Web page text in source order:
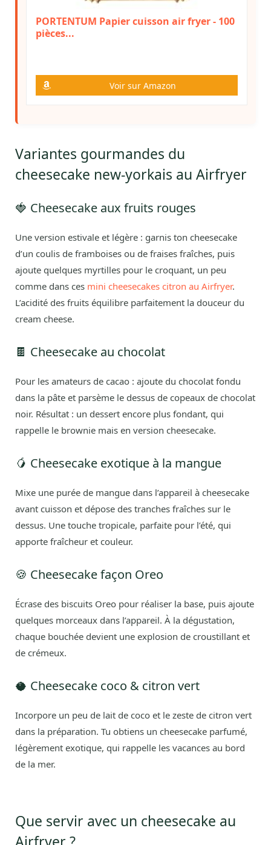
PORTENTUM Papier cuisson air fryer - 100
pièces...
Voir sur Amazon
Variantes gourmandes du
cheesecake new-yorkais au Airfryer
🍓 Cheesecake aux fruits rouges
Une version estivale et légère : garnis ton cheesecake
d’un coulis de framboises ou de fraises fraîches, puis
ajoute quelques myrtilles pour le croquant, un peu
comme dans ces mini cheesecakes citron au Airfryer.
L’acidité des fruits équilibre parfaitement la douceur du
cream cheese.
🍫 Cheesecake au chocolat
Pour les amateurs de cacao : ajoute du chocolat fondu
dans la pâte et parsème le dessus de copeaux de chocolat
noir. Résultat : un dessert encore plus fondant, qui
rappelle le brownie mais en version cheesecake.
🥭 Cheesecake exotique à la mangue
Mixe une purée de mangue dans l’appareil à cheesecake
avant cuisson et dépose des tranches fraîches sur le
dessus. Une touche tropicale, parfaite pour l’été, qui
apporte fraîcheur et couleur.
🍪 Cheesecake façon Oreo
Écrase des biscuits Oreo pour réaliser la base, puis ajoute
quelques morceaux dans l’appareil. À la dégustation,
chaque bouchée devient une explosion de croustillant et
de crémeux.
🥥 Cheesecake coco & citron vert
Incorpore un peu de lait de coco et le zeste de citron vert
dans la préparation. Tu obtiens un cheesecake parfumé,
légèrement exotique, qui rappelle les vacances au bord
de la mer.
Que servir avec un cheesecake au